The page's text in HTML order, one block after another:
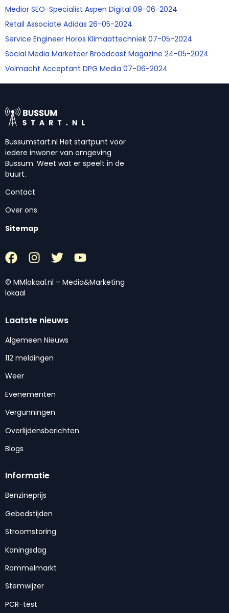
Medior SEO-Specialist Aspen Digital 09-06-2024
Retail Associate Adidas 26-05-2024
Service Engineer Horos Klimaattechniek 07-05-2024
Social Media Marketeer Broadcast Magazine 24-05-2024
Volmacht Acceptant DPG Media 07-06-2024
Bussumstart.nl Het startpunt voor
iedere inwoner van omgeving
Bussum. Weet wat er speelt in de
buurt.
Contact
Over ons
Sitemap
© MMlokaal.nl – Media&Marketing
lokaal
Laatste nieuws
Algemeen Nieuws
112 meldingen
Weer
Evenementen
Vergunningen
Overlijdensberichten
Blogs
Informatie
Benzineprijs
Gebedstijden
Stroomstoring
Koningsdag
Rommelmarkt
Stemwijzer
PCR-test